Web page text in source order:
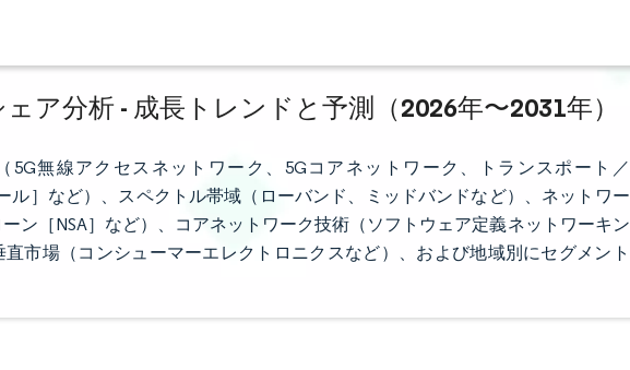
ア分析 - 成長トレンドと予測（2026年〜2031年）
5G無線アクセスネットワーク、5Gコアネットワーク、トランスポート／
ル］など）、スペクトル帯域（ローバンド、ミッドバンドなど）、ネットワー
ン［NSA］など）、コアネットワーク技術（ソフトウェア定義ネットワーキン
市場（コンシューマーエレクトロニクスなど）、および地域別にセグメント